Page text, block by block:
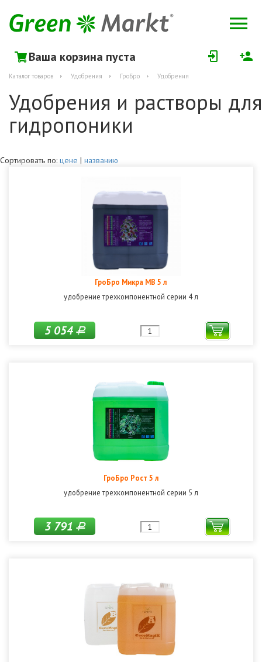
Ваша корзина пуста
Каталог товаров Удобрения ГроБро Удобрения
Удобрения и растворы для
гидропоники
Сортировать по: цене | названию
ГроБро Микра МВ 5 л
удобрение трехкомпонентной серии 4 л
5 054Р
ГроБро Рост 5 л
удобрение трехкомпонентной серии 5 л
3 791Р